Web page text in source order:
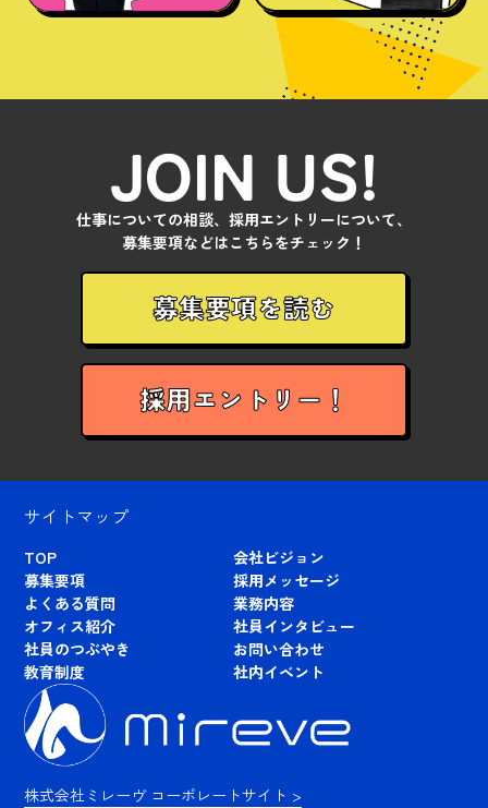
JOIN US!
仕事についての相談、採用エントリーについて、
募集要項などはこちらをチェック！
募集要項を読む
採用エントリー！
株式会社ミレーヴ コーポレートサイト >
サイトマップ
TOP
会社ビジョン
募集要項
採用メッセージ
よくある質問
業務内容
オフィス紹介
社員インタビュー
社員のつぶやき
お問い合わせ
教育制度
社内イベント